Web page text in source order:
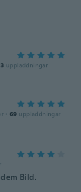
3 uppladdningar
· 69 uppladdningar
Bild.